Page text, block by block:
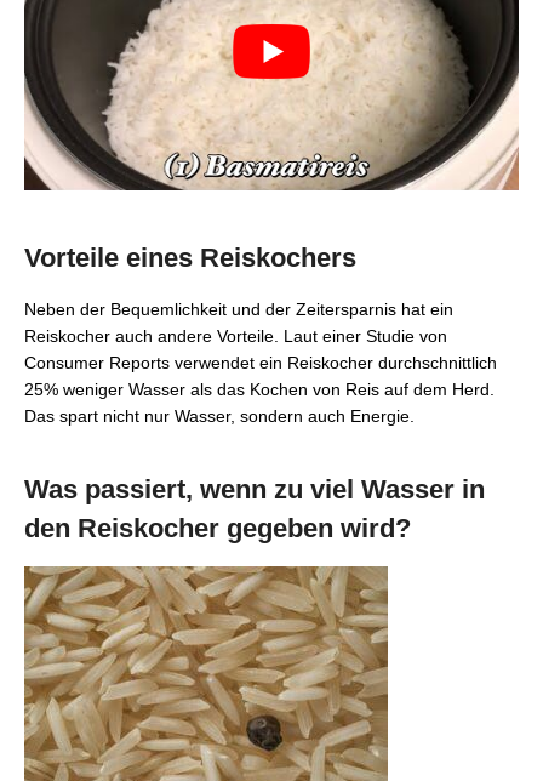
Vorteile eines Reiskochers
Neben der Bequemlichkeit und der Zeitersparnis hat ein
Reiskocher auch andere Vorteile. Laut einer Studie von
Consumer Reports verwendet ein Reiskocher durchschnittlich
25% weniger Wasser als das Kochen von Reis auf dem Herd.
Das spart nicht nur Wasser, sondern auch Energie.
Was passiert, wenn zu viel Wasser in
den Reiskocher gegeben wird?